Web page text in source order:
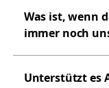
Was ist, wenn
immer noch
Unterstützt es